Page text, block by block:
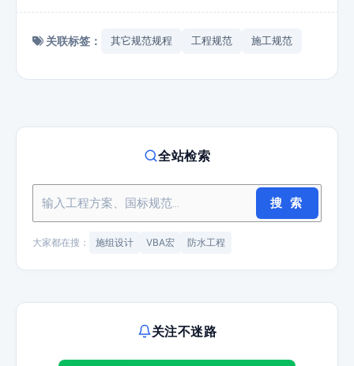
关联标签： 其它规范规程 工程规范 施工规范
全站检索
搜 索
大家都在搜： 施组设计 VBA宏 防水工程
关注不迷路